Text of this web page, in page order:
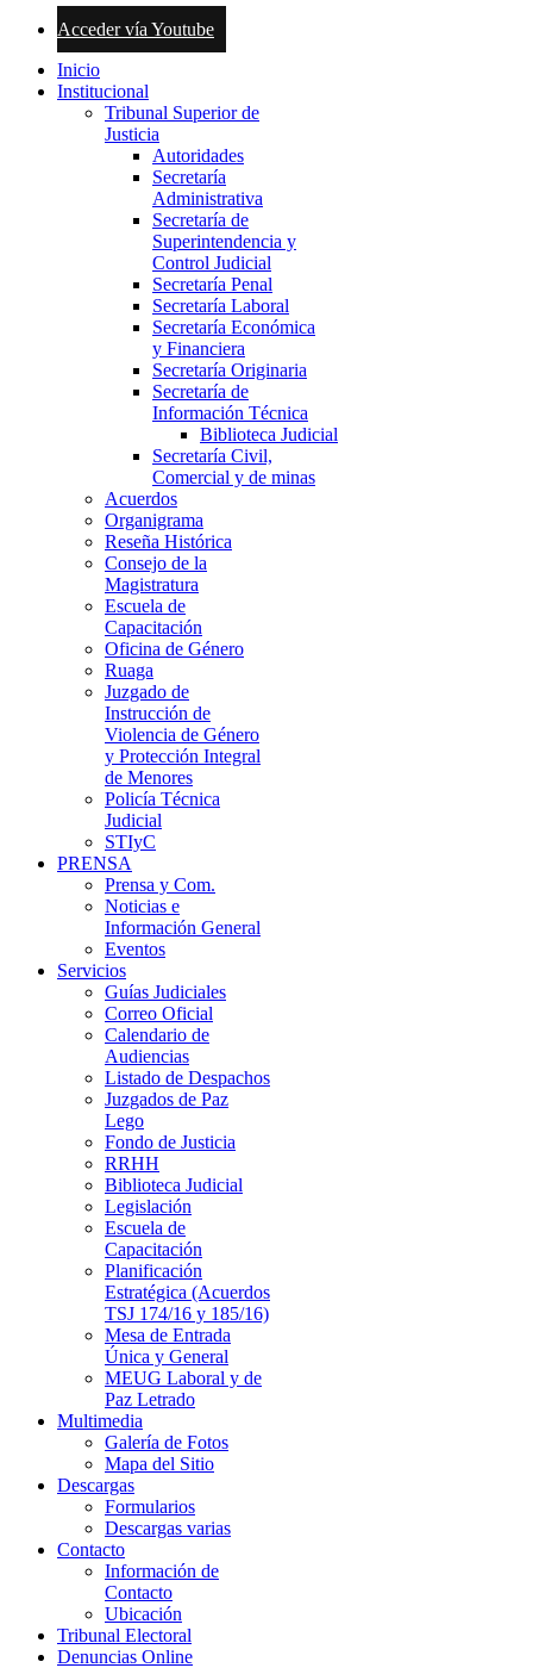
Acceder vía Youtube
Inicio
Institucional
Tribunal Superior de
Justicia
Autoridades
Secretaría
Administrativa
Secretaría de
Superintendencia y
Control Judicial
Secretaría Penal
Secretaría Laboral
Secretaría Económica
y Financiera
Secretaría Originaria
Secretaría de
Información Técnica
Biblioteca Judicial
Secretaría Civil,
Comercial y de minas
Acuerdos
Organigrama
Reseña Histórica
Consejo de la
Magistratura
Escuela de
Capacitación
Oficina de Género
Ruaga
Juzgado de
Instrucción de
Violencia de Género
y Protección Integral
de Menores
Policía Técnica
Judicial
STIyC
PRENSA
Prensa y Com.
Noticias e
Información General
Eventos
Servicios
Guías Judiciales
Correo Oficial
Calendario de
Audiencias
Listado de Despachos
Juzgados de Paz
Lego
Fondo de Justicia
RRHH
Biblioteca Judicial
Legislación
Escuela de
Capacitación
Planificación
Estratégica (Acuerdos
TSJ 174/16 y 185/16)
Mesa de Entrada
Única y General
MEUG Laboral y de
Paz Letrado
Multimedia
Galería de Fotos
Mapa del Sitio
Descargas
Formularios
Descargas varias
Contacto
Información de
Contacto
Ubicación
Tribunal Electoral
Denuncias Online